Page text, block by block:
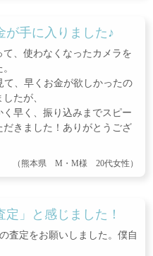
が手に入りました♪
、使わなくなったカメラを
て、早くお金が欲しかったの
たが、
早く、振り込みまでスピー
きました！ありがとうござ
（熊本県 M・M様 20代女性）
定」と感じました！
査定をお願いしました。僕自